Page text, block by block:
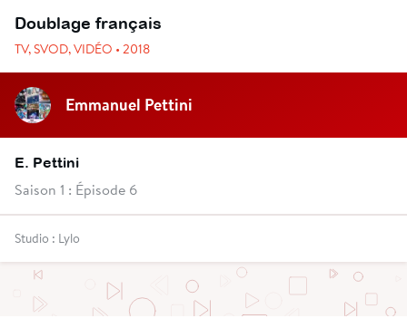
Doublage français
TV, SVOD, VIDÉO • 2018
Emmanuel Pettini
E. Pettini
Saison 1 : Épisode 6
Studio : Lylo